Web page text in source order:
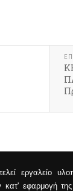
εργαλείο
εφαρμογή της